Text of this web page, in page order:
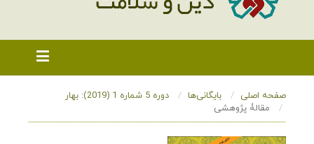
صفحه اصلی بایگانی‌ها
دوره 5 شماره 1 (2019): بهار
مقالۀ پژوهشی